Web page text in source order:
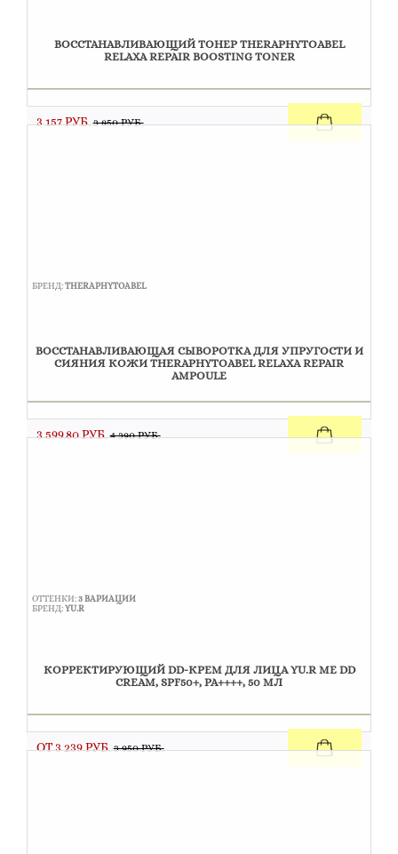
ВОССТАНАВЛИВАЮЩИЙ ТОНЕР THERAPHYTOABEL
RELAXA REPAIR BOOSTING TONER
3 157 РУБ. 3 850 РУБ.
БРЕНД:THERAPHYTOABEL
ВОССТАНАВЛИВАЮЩАЯ СЫВОРОТКА ДЛЯ УПРУГОСТИ И
СИЯНИЯ КОЖИ THERAPHYTOABEL RELAXA REPAIR
AMPOULE
3 599.80 РУБ. 4 390 РУБ.
ОТТЕНКИ:3 ВАРИАЦИИ
БРЕНД:YU.R
КОРРЕКТИРУЮЩИЙ DD-КРЕМ ДЛЯ ЛИЦА YU.R ME DD
CREAM, SPF50+, PA++++, 50 МЛ
ОТ 3 239 РУБ. 3 950 РУБ.